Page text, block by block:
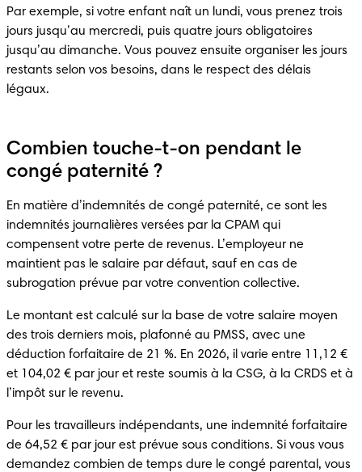
Par exemple, si votre enfant naît un lundi, vous prenez trois
jours jusqu’au mercredi, puis quatre jours obligatoires
jusqu’au dimanche. Vous pouvez ensuite organiser les jours
restants selon vos besoins, dans le respect des délais
légaux.
Combien touche-t-on pendant le
congé paternité ?
En matière d’indemnités de congé paternité, ce sont les
indemnités journalières versées par la CPAM qui
compensent votre perte de revenus. L’employeur ne
maintient pas le salaire par défaut, sauf en cas de
subrogation prévue par votre convention collective.
Le montant est calculé sur la base de votre salaire moyen
des trois derniers mois, plafonné au PMSS, avec une
déduction forfaitaire de 21 %. En 2026, il varie entre 11,12 €
et 104,02 € par jour et reste soumis à la CSG, à la CRDS et à
l’impôt sur le revenu.
Pour les travailleurs indépendants, une indemnité forfaitaire
de 64,52 € par jour est prévue sous conditions. Si vous vous
demandez combien de temps dure le congé parental, vous